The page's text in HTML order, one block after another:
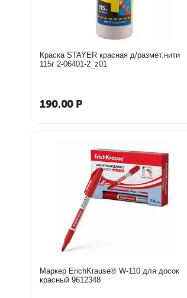
Краска STAYER красная д/размет.нити
115г 2-06401-2_z01
190.00 Р
Маркер ErichKrause® W-110 для досок
красный 9612348